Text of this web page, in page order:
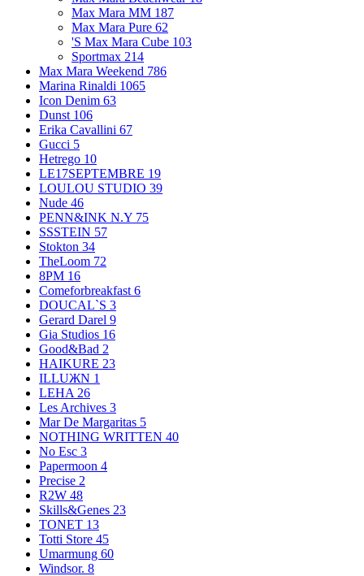
Max Mara MM 187
Max Mara Pure 62
'S Max Mara Cube 103
Sportmax 214
Max Mara Weekend 786
Marina Rinaldi 1065
Icon Denim 63
Dunst 106
Erika Cavallini 67
Gucci 5
Hetrego 10
LE17SEPTEMBRE 19
LOULOU STUDIO 39
Nude 46
PENN&INK N.Y 75
SSSTEIN 57
Stokton 34
TheLoom 72
8PM 16
Comeforbreakfast 6
DOUCAL`S 3
Gerard Darel 9
Gia Studios 16
Good&Bad 2
HAIKURE 23
ILLUЖN 1
LEHA 26
Les Archives 3
Mar De Margaritas 5
NOTHING WRITTEN 40
No Esc 3
Papermoon 4
Precise 2
R2W 48
Skills&Genes 23
TONET 13
Totti Store 45
Umarmung 60
Windsor. 8